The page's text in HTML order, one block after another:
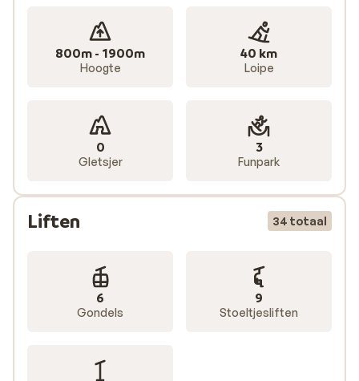
800m - 1900m
Hoogte
40 km
Loipe
0
Gletsjer
3
Funpark
Liften 34 totaal
6
Gondels
9
Stoeltjesliften